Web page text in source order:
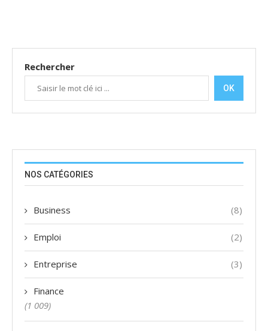
Rechercher
OK
NOS CATÉGORIES
Business (8)
Emploi (2)
Entreprise (3)
Finance
(1 009)